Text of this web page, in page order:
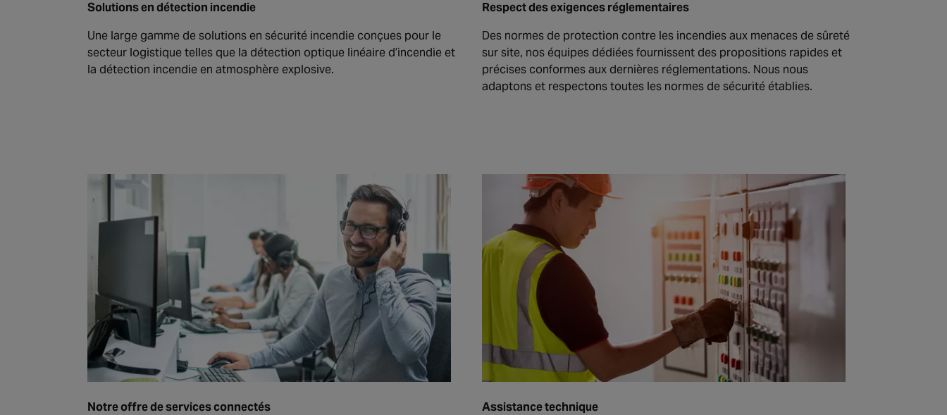
Solutions en détection incendie
Une large gamme de solutions en sécurité incendie conçues pour le
secteur logistique telles que la détection optique linéaire d’incendie et
la détection incendie en atmosphère explosive.
Respect des exigences réglementaires
Des normes de protection contre les incendies aux menaces de sûreté
sur site, nos équipes dédiées fournissent des propositions rapides et
précises conformes aux dernières réglementations. Nous nous
adaptons et respectons toutes les normes de sécurité établies.
Notre offre de services connectés
Assistance technique